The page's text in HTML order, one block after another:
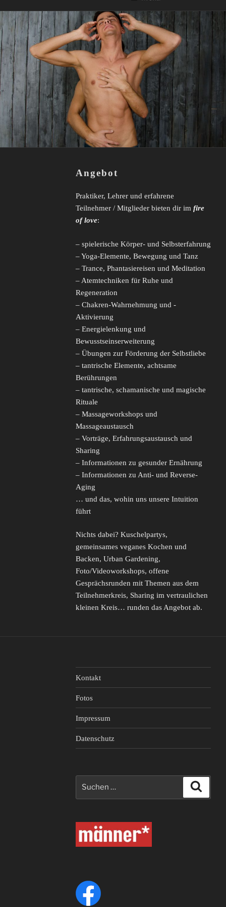
Angebot
Praktiker, Lehrer und erfahrene
Teilnehmer / Mitglieder bieten dir im fire
of love:
– spielerische Körper- und Selbsterfahrung
– Yoga-Elemente, Bewegung und Tanz
– Trance, Phantasiereisen und Meditation
– Atemtechniken für Ruhe und
Regeneration
– Chakren-Wahrnehmung und -
Aktivierung
– Energielenkung und
Bewusstseinserweiterung
– Übungen zur Förderung der Selbstliebe
– tantrische Elemente, achtsame
Berührungen
– tantrische, schamanische und magische
Rituale
– Massageworkshops und
Massageaustausch
– Vorträge, Erfahrungsaustausch und
Sharing
– Informationen zu gesunder Ernährung
– Informationen zu Anti- und Reverse-
Aging
… und das, wohin uns unsere Intuition
führt
Nichts dabei? Kuschelpartys,
gemeinsames veganes Kochen und
Backen, Urban Gardening,
Foto/Videoworkshops, offene
Gesprächsrunden mit Themen aus dem
Teilnehmerkreis, Sharing im vertraulichen
kleinen Kreis… runden das Angebot ab.
Kontakt
Fotos
Impressum
Datenschutz